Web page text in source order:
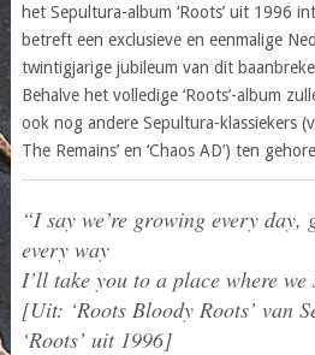
het Sepultura-album ‘Roots’ uit 1996
betreft een exclusieve en eenmalige
twintigjarige jubileum van dit
Behalve het volledige ‘Roots’-album
ook nog andere Sepultura-klassiekers
The Remains’ en ‘Chaos AD’) ten
“I say we’re growing every day,
every way
I’ll take you to a place where
[Uit: ‘Roots Bloody Roots’ van
‘Roots’ uit 1996]